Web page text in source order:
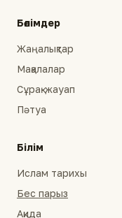
Бөлімдер
Жаңалықтар
Мақалалар
Сұрақ-жауап
Пәтуа
Білім
Ислам тарихы
Бес парыз
Ақида